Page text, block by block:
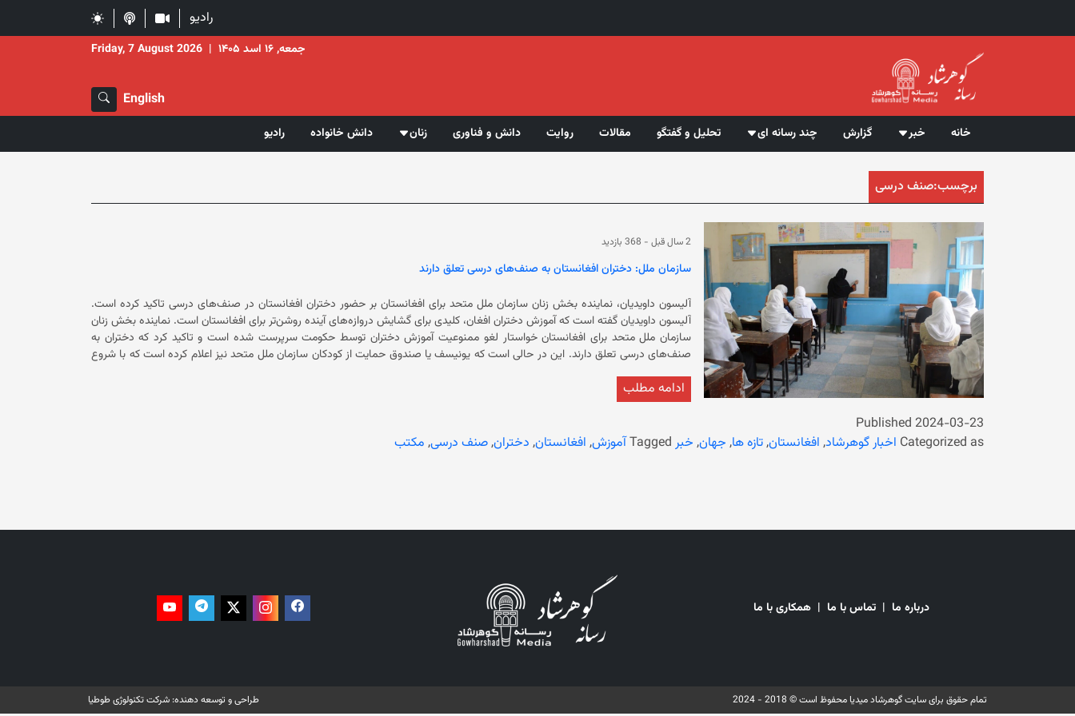
رادیو
جمعه, ۱۶ اسد ۱۴۰۵ |
Friday, 7 August 2026
English
خانه خبر گزارش چند رسانه ای تحلیل و گفتگو مقالات روایت دانش و فناوری زنان دانش خانواده رادیو
برچسب:صنف درسی
2 سال قبل - 368 بازدید
سازمان ملل: دختران افغانستان به صنف‌های درسی تعلق دارند
آلیسون داویدیان، نماینده بخش زنان سازمان ملل متحد برای افغانستان بر حضور دختران افغانستان در صنف‌های درسی تاکید کرده است.
آلیسون داویدیان گفته است که آموزش دختران افغان، کلیدی برای گشایش دروازه‌های آینده‌ روشن‌تر برای افغانستان است. نماینده‌ بخش زنان
سازمان ملل متحد برای افغانستان خواستار لغو ممنوعیت آموزش دختران توسط حکومت سرپرست شده است و تاکید کرد که دختران به
صنف‌های درسی تعلق دارند. این در حالی است که یونیسف یا صندوق حمایت از کودکان سازمان ملل متحد نیز اعلام کرده است که با شروع
ادامه مطلب
Published 2024-03-23
Categorized as اخبار گوهرشاد, افغانستان,تازه ها, جهان, خبر Taggedآموزش, افغانستان, دختران,صنف درسی, مکتب
درباره ما | تماس با ما | همکاری با ما
تمام حقوق برای سایت گوهرشاد میدیا محفوظ است © 2018 - 2024 طراحی و توسعه دهنده: شرکت تکنولوژی طوطیا